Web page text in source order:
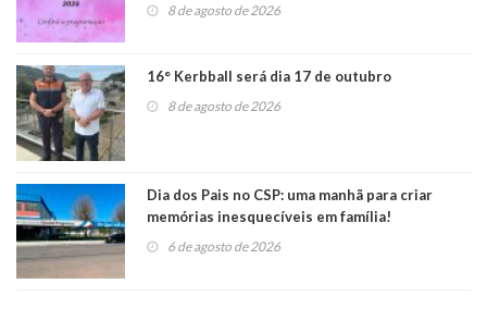
8 de agosto de 2026
16° Kerbball será dia 17 de outubro
8 de agosto de 2026
Dia dos Pais no CSP: uma manhã para criar
memórias inesquecíveis em família!
6 de agosto de 2026